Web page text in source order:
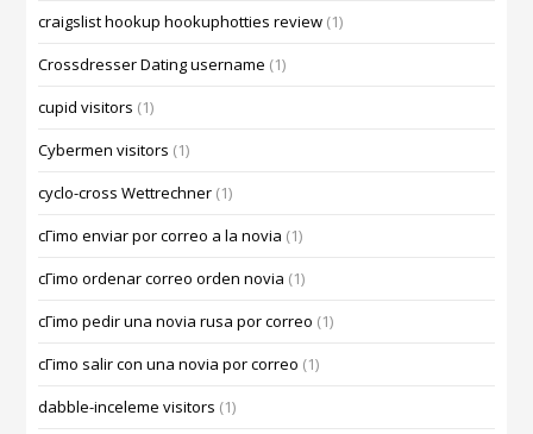
craigslist hookup hookuphotties review (1)
Crossdresser Dating username (1)
cupid visitors (1)
Cybermen visitors (1)
cyclo-cross Wettrechner (1)
cГіmo enviar por correo a la novia (1)
cГіmo ordenar correo orden novia (1)
cГіmo pedir una novia rusa por correo (1)
cГіmo salir con una novia por correo (1)
dabble-inceleme visitors (1)